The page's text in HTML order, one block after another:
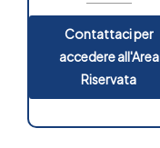
Contattaci per
accedere all'Area
Riservata